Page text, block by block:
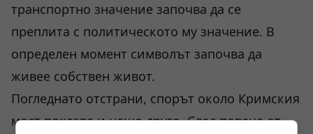
транспортно значение започва да се
преплита с политическото му значение. В
определен момент символът започва да
живее собствен живот.
Погледнато отстрани, спорът около Кримския
мост показва и нещо друго. След повече от